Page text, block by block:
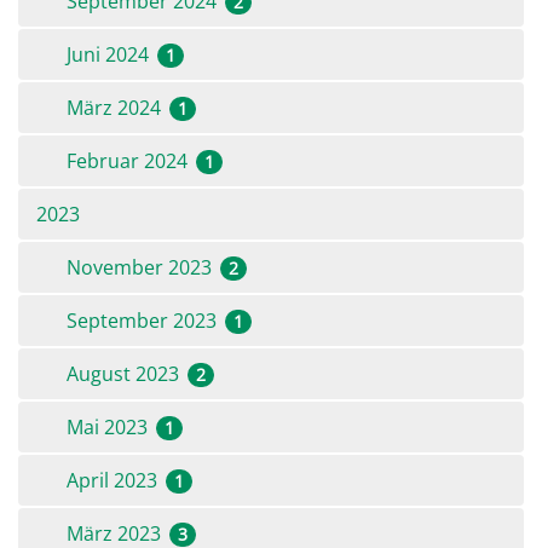
Juni 2024 1
März 2024 1
Februar 2024 1
2023
November 2023
2
September 2023 1
August 2023 2
Mai 2023 1
April 2023 1
März 2023 3